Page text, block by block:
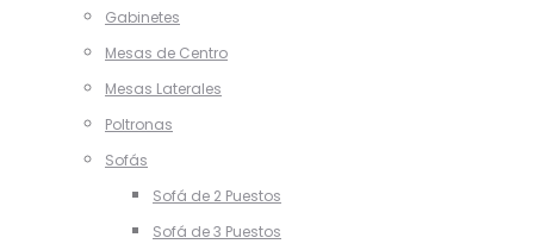
Gabinetes
Mesas de Centro
Mesas Laterales
Poltronas
Sofás
Sofá de 2 Puestos
Sofá de 3 Puestos